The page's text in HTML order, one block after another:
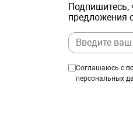
Подпишитесь,
предложения
Соглашаюсь с
персональных